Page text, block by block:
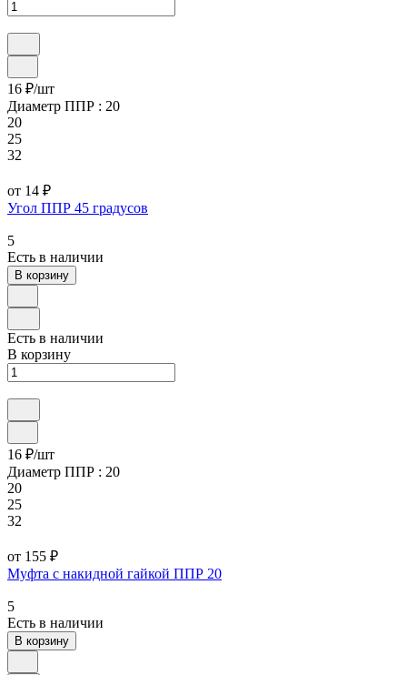
16 ₽/шт
Диаметр ППР : 20
20
25
32
от 14 ₽
Угол ППР 45 градусов
5
Есть в наличии
В корзину
Есть в наличии
В корзину
16 ₽/шт
Диаметр ППР : 20
20
25
32
от 155 ₽
Муфта с накидной гайкой ППР 20
5
Есть в наличии
В корзину